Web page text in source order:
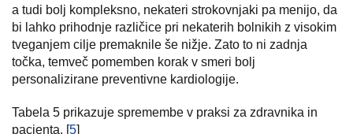
a tudi bolj kompleksno, nekateri strokovnjaki pa menijo, da
bi lahko prihodnje različice pri nekaterih bolnikih z visokim
tveganjem cilje premaknile še nižje. Zato to ni zadnja
točka, temveč pomemben korak v smeri bolj
personalizirane preventivne kardiologije.
Tabela 5 prikazuje spremembe v praksi za zdravnika in
pacienta. [5]